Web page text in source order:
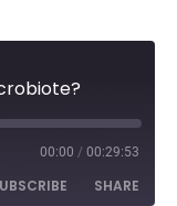
00:00 / 00:29:53
SHARE